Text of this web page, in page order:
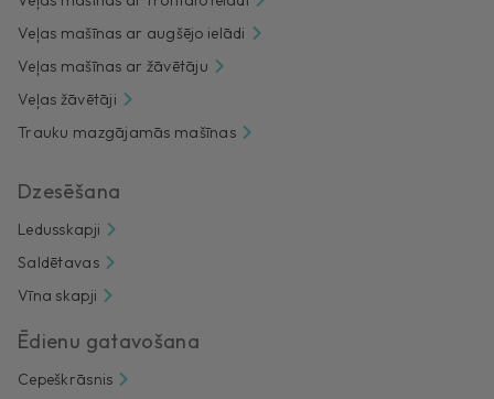
Veļas mašīnas ar augšējo ielādi
Veļas mašīnas ar žāvētāju
Veļas žāvētāji
Trauku mazgājamās mašīnas
Dzesēšana
Ledusskapji
Saldētavas
Vīna skapji
Ēdienu gatavošana
Cepeškrāsnis